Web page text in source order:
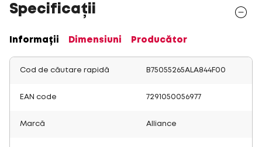
Specificații
Informații Dimensiuni Producător
Cod de căutare rapidă B75055265ALA844F00
EAN code 7291050056977
Marcă Alliance